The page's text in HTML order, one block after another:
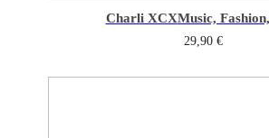
Charli XCXMusic,
29,90 €